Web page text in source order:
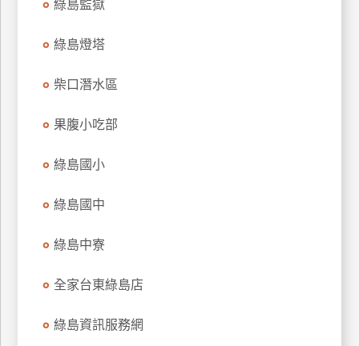
綠島監獄
綠島燈塔
柴口潛水區
果腹小吃部
綠島國小
綠島國中
綠島中寮
全家台東綠島店
綠島資訊服務網